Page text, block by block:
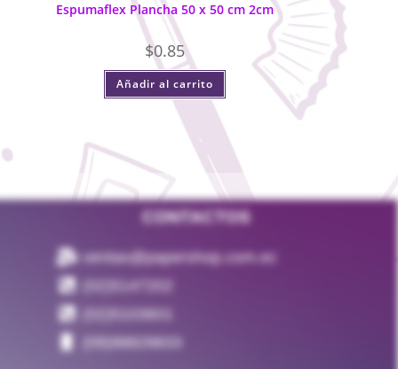
Espumaflex Plancha 50 x 50 cm 2cm
$0.85
Añadir al carrito
CONTACTOS
ventas@papershop.com.ec
(02)5147202
(02)5103601
(09)98829833